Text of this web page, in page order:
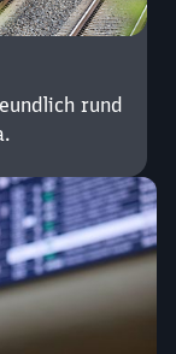
rund